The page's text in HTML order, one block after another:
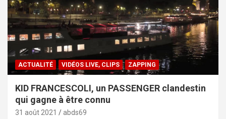
ACTUALITÉ VIDÉOS LIVE, CLIPS ZAPPING
KID FRANCESCOLI, un PASSENGER clandestin
qui gagne à être connu
31 août 2021 abds69